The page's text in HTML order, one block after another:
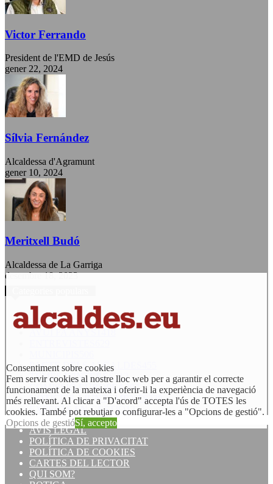
Victor Ferrando
President de l'EMD de Jesús
gener 22, 2024
Sílvia Fernández
Alcaldessa d'Agramunt
gener 10, 2024
Meritxell Budó
Alcaldessa de La Garriga
desembre 18, 2023
NOTÍCIES
21852
AVUI FA ANYS
1418
PACTE DELS ALCALDES
TEMES D'INTERÈS 312
COMISSIÓ EUROPEA302
NOTÍCIES AJUNTAMENTS238
EXPERTS EN GESTIÓ123
AVÍS LEGAL
POLÍTICA DE PRIVACITAT
POLÍTICA DE COOKIES
CARTES DEL LECTOR
QUI SOM?
Consentiment sobre cookies
Fem servir cookies al nostre lloc web per a garantir el correcte
funcionament de la mateixa i oferir-li la experiència de navegació
més rellevant. Al clicar a "D'acord" accepta l'ús de TOTES les
cookies. També pot rebutjar o configurar-les a "Opcions de gestió".
Opcions de gestióSí, accepto